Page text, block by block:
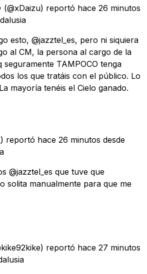
(@xDaizu) reportó hace 26 minutos
esto, @jazztel_es, pero ni siquiera
al CM, la persona al cargo de la
seguramente TAMPOCO tenga
los que tratáis con el público. Lo
mayoría tenéis el Cielo ganado.
reportó hace 26 minutos desde
@jazztel_es que tuve que
solita manualmente para que me
reportó hace 27 minutos